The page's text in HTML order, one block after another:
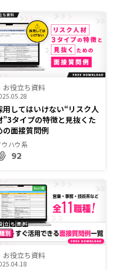
お役立ち資料
用してはいけない“リスク人
”3タイプの特徴と見抜くた
の面接質問例
ウハウ系
92
お役立ち資料